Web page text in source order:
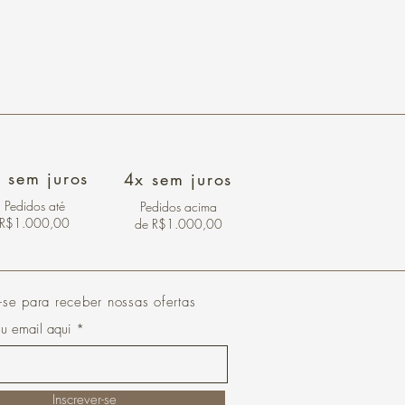
sem juros
Pedidos até
R$1.000,00
4x sem juros
Pedidos acima
de R$1.000,00
para receber nossas ofertas
email aqui
Inscrever-se